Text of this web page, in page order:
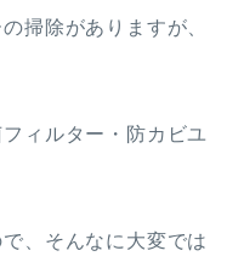
掃除がありますが、
ィルター・防カビユ
、そんなに大変では